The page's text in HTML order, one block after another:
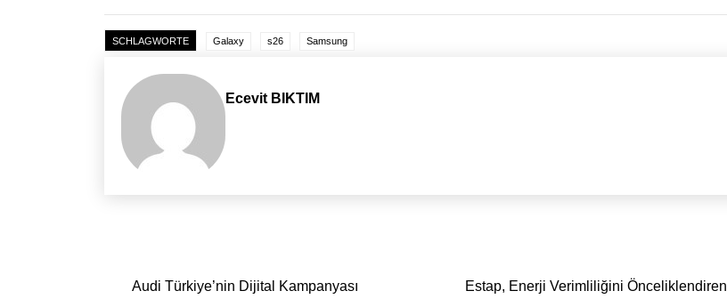
SCHLAGWORTE Galaxy s26 Samsung
Ecevit BIKTIM
Yazı dolaşımı
Audi Türkiye’nin Dijital Kampanyası
Estap, Enerji Verimliliğini Önceliklendiren